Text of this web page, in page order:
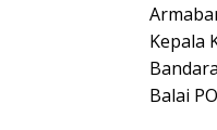
Kepala
Balai